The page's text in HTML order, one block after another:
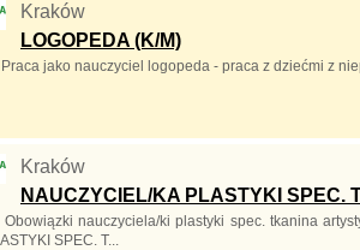
Kraków
LOGOPEDA (K/M)
jako nauczyciel logopeda - praca z dziećmi z
Kraków
NAUCZYCIEL/KA PLASTYKI SPEC.
nauczyciela/ki plastyki spec. tkanina
SPEC. T...